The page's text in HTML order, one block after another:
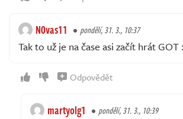
N0vas11 pondělí, 31. 3., 10:37
Tak to už je na čase asi začít hrát GOT
Odpovědět
martyolg1 pondělí, 31. 3., 10:39